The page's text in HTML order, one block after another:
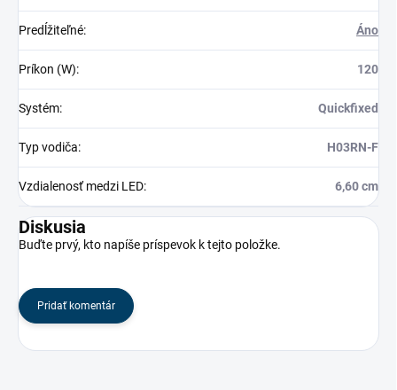
Predĺžiteľné: Áno
Príkon (W): 120
Systém: Quickfixed
Typ vodiča: H03RN-F
Vzdialenosť medzi LED: 6,60 cm
Diskusia
Buďte prvý, kto napíše príspevok k tejto položke.
Pridať komentár